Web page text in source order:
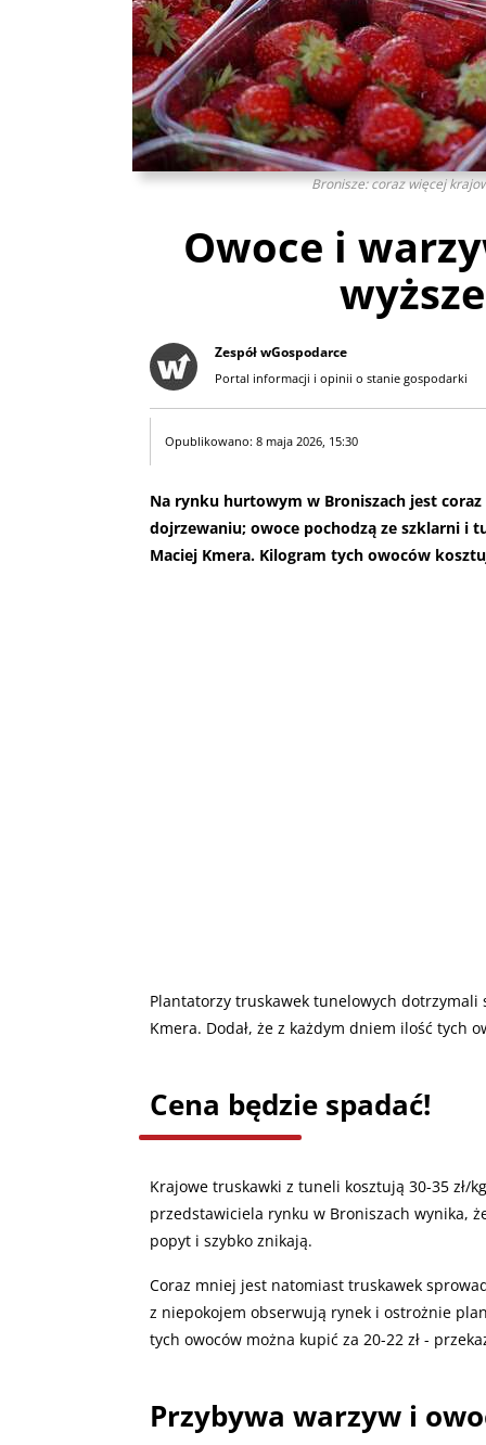
Bronisze: coraz więcej
Owoce i
Zespół wGospodarce
Portal informacji i opinii o stanie gospodarki
Opublikowano: 8 maja 2026, 15:30
Na rynku hurtowym w Broniszach jest
dojrzewaniu; owoce pochodzą ze szklarni i
Maciej Kmera. Kilogram tych owoców
Plantatorzy truskawek tunelowych dotrzymali
Kmera. Dodał, że z każdym dniem ilość tych
Cena będzie spadać!
Krajowe truskawki z tuneli kosztują 30-35 zł/
przedstawiciela rynku w Broniszach wynika,
popyt i szybko znikają.
Coraz mniej jest natomiast truskawek
z niepokojem obserwują rynek i ostrożnie
tych owoców można kupić za 20-22 zł -
Przybywa warzyw i